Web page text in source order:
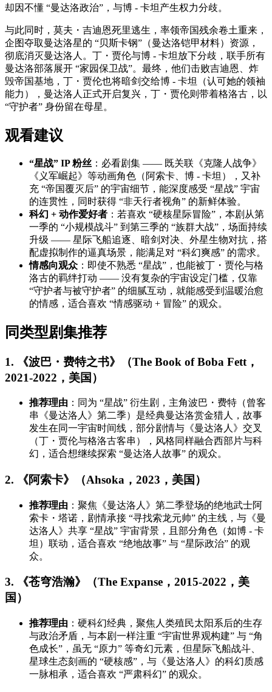
却因不懂 “曼达洛政治”，与博 - 卡坦产生权力分歧。
与此同时，莫夫・吉迪恩死里逃生，率领帝国残余卷土重来，
企图夺取曼达洛星的 “贝斯卡钢”（曼达洛铠甲材料）资源，
彻底消灭曼达洛人。丁・贾伦与博 - 卡坦放下分歧，联手所有
曼达洛部落展开 “家园保卫战”。最终，他们击败吉迪恩、炸
毁帝国基地，丁・贾伦也将暗剑交给博 - 卡坦（认可她的领袖
能力），曼达洛人正式开启复兴，丁・贾伦则带着格洛古，以
“守护者” 身份留在母星。
观看建议
“星战” IP 粉丝 ：必看剧集 —— 既关联《克隆人战争》
《义军崛起》等动画角色（阿索卡、博 - 卡坦），又补
充 “帝国覆灭后” 的宇宙细节，能深度感受 “星战” 宇宙
的连贯性，同时获得 “非天行者视角” 的新鲜体验。
科幻 + 动作爱好者 ：若喜欢 “硬核星际冒险”，本剧从第
一季的 “小规模战斗” 到第三季的 “族群大战”，场面持续
升级 —— 星际飞船追逐、暗剑对决、外星生物对抗，搭
配虚拟制作的逼真场景，能满足对 “科幻爽感” 的需求。
情感向观众 ：即使不熟悉 “星战”，也能被丁・贾伦与格
洛古的羁绊打动 —— 没有复杂的宇宙设定门槛，仅靠
“守护者与被守护者” 的细腻互动，就能感受到温暖治愈
的情感，适合喜欢 “情感驱动 + 冒险” 的观众。
同类型剧集推荐
1. 《波巴・费特之书》（The Book of Boba Fett，
2021-2022，美国）
推荐理由 ：同为 “星战” 衍生剧，主角波巴・费特（曾客
串《曼达洛人》第二季）是经典曼达洛赏金猎人，故事
发生在同一宇宙时间线，部分剧情与《曼达洛人》交叉
（丁・贾伦与格洛古客串），风格同样融合西部片与科
幻，适合想继续探索 “曼达洛人故事” 的观众。
2. 《阿索卡》（Ahsoka，2023，美国）
推荐理由 ：聚焦《曼达洛人》第二季登场的绝地武士阿
索卡・塔诺，剧情承接 “寻找索龙元帅” 的主线，与《曼
达洛人》共享 “星战” 宇宙背景，且部分角色（如博 - 卡
坦）联动，适合喜欢 “绝地故事” 与 “星际政治” 的观
众。
3. 《苍穹浩瀚》（The Expanse，2015-2022，美
国）
推荐理由 ：硬科幻经典，聚焦人类殖民太阳系后的生存
与政治矛盾，与本剧一样注重 “宇宙世界观构建” 与 “角
色成长”，虽无 “原力” 等奇幻元素，但星际飞船战斗、
星球生态刻画的 “硬核感”，与《曼达洛人》的科幻质感
一脉相承，适合喜欢 “严肃科幻” 的观众。